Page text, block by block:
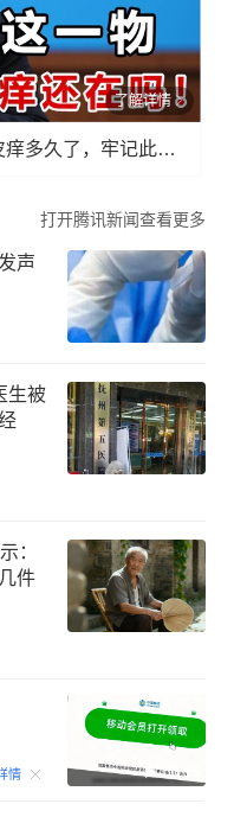
了解详情
凡是皮肤瘙痒1月以上，不管皮痒多久了，牢记此法，快！准！狠！
打开腾讯新闻查看更多
声
生被
：
件
情 00:15